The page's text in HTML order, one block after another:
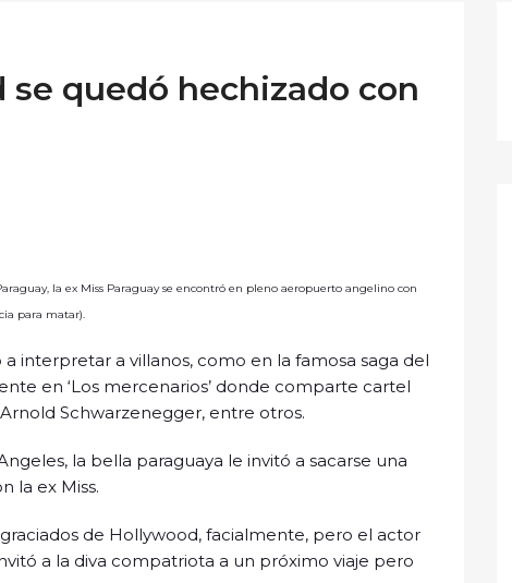
quedó hechizado con
la ex Miss Paraguay se encontró en pleno aeropuerto angelino con
para matar).
interpretar a villanos, como en la famosa saga del
en ‘Los mercenarios’ donde comparte cartel
Schwarzenegger, entre otros.
la bella paraguaya le invitó a sacarse una
la ex Miss.
de Hollywood, facialmente, pero el actor
a la diva compatriota a un próximo viaje pero